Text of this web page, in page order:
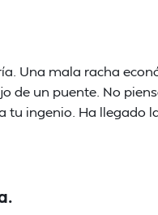
Una mala racha
de un puente. No
tu ingenio. Ha llegado